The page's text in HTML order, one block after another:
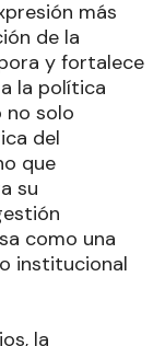
más
de la
y fortalece
la política
no solo
del
que
su
como una
institucional
la